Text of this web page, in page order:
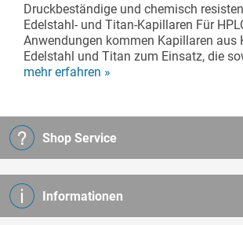
Druckbeständige und chemisch
Edelstahl- und Titan-Kapillaren Für
Anwendungen kommen Kapillaren aus
Edelstahl und Titan zum Einsatz, die
mehr erfahren »
Shop Service
Informationen